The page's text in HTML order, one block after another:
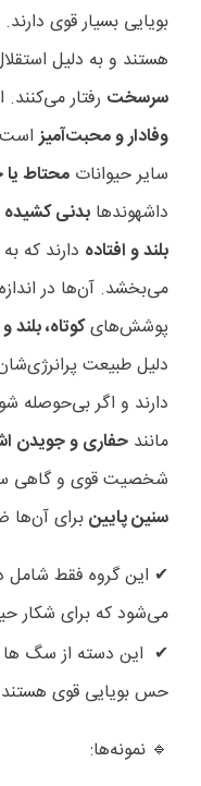
بویایی بسیار قوی
هستند و به دلیل
سرسخت رفتار
وفادار و محبت‌آمیزاست
سایر حیوانات محتاط
داشهوندها بدنی
بلند و افتاده دارند که
می‌بخشد. آن‌ها در
پوشش‌هایکوتاه،
دلیل طبیعت پرانرژی‌شان
دارند و اگر بی‌حوصله
مانند حفاری و جویدن
شخصیت قوی و گاهی
سنین پایینبرای
✔ این گروه فقط
می‌شود که برای شکار
✔
این دسته از سگ ها
حس بویایی قوی هستند
🔹 نمونه‌ها: